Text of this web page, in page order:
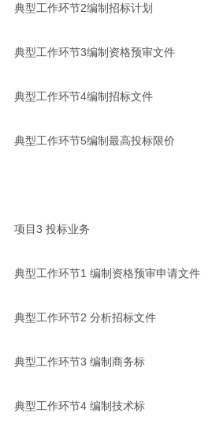
典型工作环节2编制招标计划
典型工作环节3编制资格预审文件
典型工作环节4编制招标文件
典型工作环节5编制最高投标限价
项目3 投标业务
典型工作环节1 编制资格预审申请文件
典型工作环节2 分析招标文件
典型工作环节3 编制商务标
典型工作环节4 编制技术标